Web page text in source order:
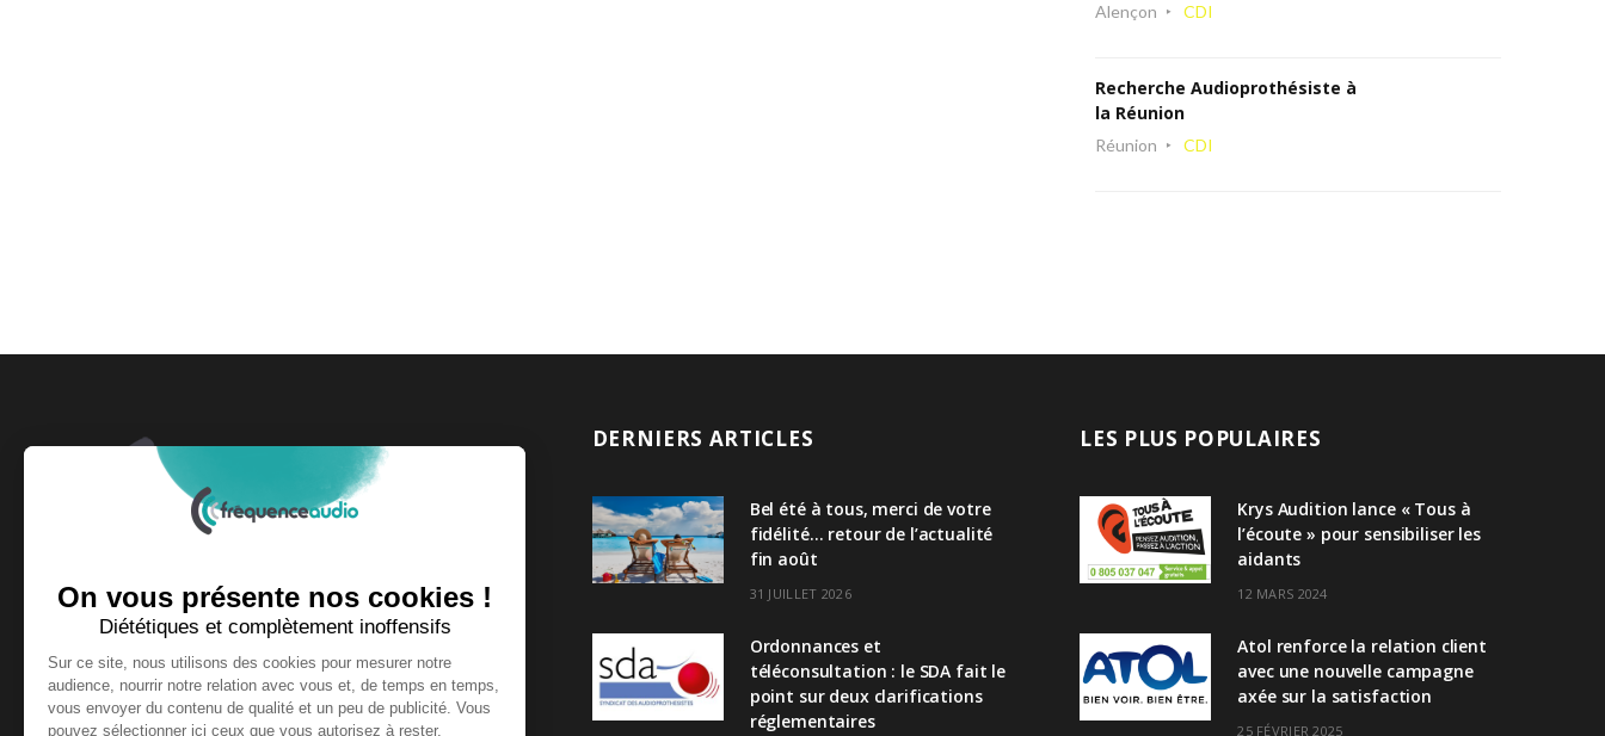
Alençon CDI
Recherche Audioprothésiste à
la Réunion
Réunion CDI
Fondée et dirigée par le groupe Press Optic,
Fréquence Audio couvre l'actualité du secteur de
l'audiologie au quotidien.
DERNIERS ARTICLES
Bel été à tous, merci de votre
fidélité… retour de l’actualité
fin août
31 JUILLET 2026
Ordonnances et
téléconsultation : le SDA fait le
point sur deux clarifications
réglementaires
LES PLUS POPULAIRES
Krys Audition lance « Tous à
l’écoute » pour sensibiliser les
aidants
12 MARS 2024
Atol renforce la relation client
avec une nouvelle campagne
axée sur la satisfaction
25 FÉVRIER 2025